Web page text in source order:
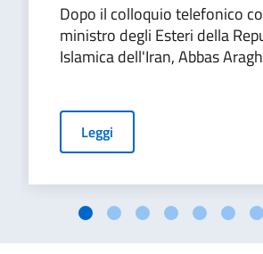
Dopo il colloquio telefonico
ministro degli Esteri della
Islamica dell'Iran, Abbas
Leggi